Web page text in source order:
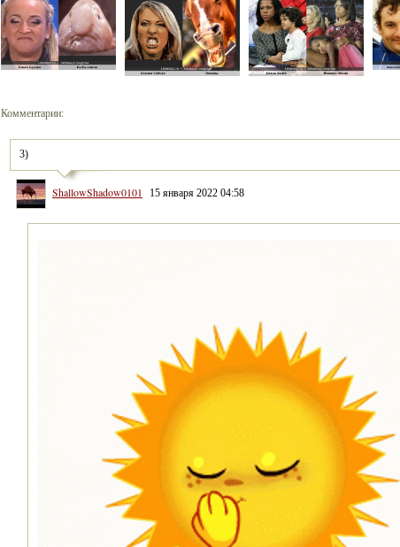
Комментарии:
3)
ShallowShadow0101 15 января 2022 04:58